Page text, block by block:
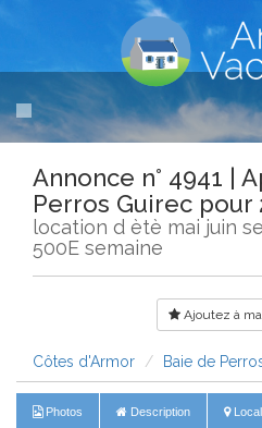
Annonce n° 4941 |
Perros Guirec pour
location d ètè mai juin
500E semaine
Ajoutez à
Côtes d'Armor Baie de
Photos Description